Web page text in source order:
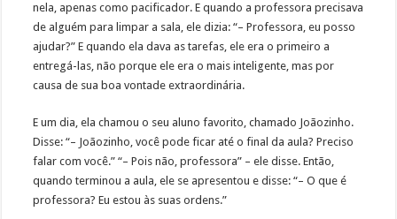
nela, apenas como pacificador. E quando a professora precisava
de alguém para limpar a sala, ele dizia: “– Professora, eu posso
ajudar?” E quando ela dava as tarefas, ele era o primeiro a
entregá-las, não porque ele era o mais inteligente, mas por
causa de sua boa vontade extraordinária.
E um dia, ela chamou o seu aluno favorito, chamado Joãozinho.
Disse: “– Joãozinho, você pode ficar até o final da aula? Preciso
falar com você.” “– Pois não, professora” – ele disse. Então,
quando terminou a aula, ele se apresentou e disse: “– O que é
professora? Eu estou às suas ordens.”